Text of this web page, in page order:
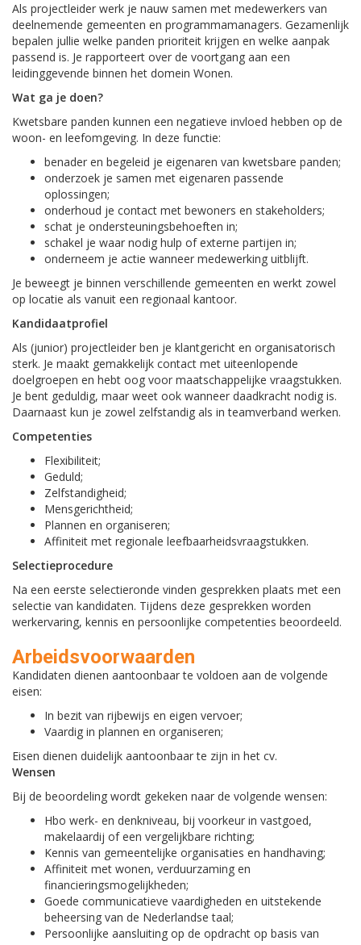
Als projectleider werk je nauw samen met medewerkers van
deelnemende gemeenten en programmamanagers. Gezamenlijk
bepalen jullie welke panden prioriteit krijgen en welke aanpak
passend is. Je rapporteert over de voortgang aan een
leidinggevende binnen het domein Wonen.
Wat ga je doen?
Kwetsbare panden kunnen een negatieve invloed hebben op de
woon- en leefomgeving. In deze functie:
benader en begeleid je eigenaren van kwetsbare panden;
onderzoek je samen met eigenaren passende
oplossingen;
onderhoud je contact met bewoners en stakeholders;
schat je ondersteuningsbehoeften in;
schakel je waar nodig hulp of externe partijen in;
onderneem je actie wanneer medewerking uitblijft.
Je beweegt je binnen verschillende gemeenten en werkt zowel
op locatie als vanuit een regionaal kantoor.
Kandidaatprofiel
Als (junior) projectleider ben je klantgericht en organisatorisch
sterk. Je maakt gemakkelijk contact met uiteenlopende
doelgroepen en hebt oog voor maatschappelijke vraagstukken.
Je bent geduldig, maar weet ook wanneer daadkracht nodig is.
Daarnaast kun je zowel zelfstandig als in teamverband werken.
Competenties
Flexibiliteit;
Geduld;
Zelfstandigheid;
Mensgerichtheid;
Plannen en organiseren;
Affiniteit met regionale leefbaarheidsvraagstukken.
Selectieprocedure
Na een eerste selectieronde vinden gesprekken plaats met een
selectie van kandidaten. Tijdens deze gesprekken worden
werkervaring, kennis en persoonlijke competenties beoordeeld.
Arbeidsvoorwaarden
Kandidaten dienen aantoonbaar te voldoen aan de volgende
eisen:
In bezit van rijbewijs en eigen vervoer;
Vaardig in plannen en organiseren;
Eisen dienen duidelijk aantoonbaar te zijn in het cv.
Wensen
Bij de beoordeling wordt gekeken naar de volgende wensen:
Hbo werk- en denkniveau, bij voorkeur in vastgoed,
makelaardij of een vergelijkbare richting;
Kennis van gemeentelijke organisaties en handhaving;
Affiniteit met wonen, verduurzaming en
financieringsmogelijkheden;
Goede communicatieve vaardigheden en uitstekende
beheersing van de Nederlandse taal;
Persoonlijke aansluiting op de opdracht op basis van